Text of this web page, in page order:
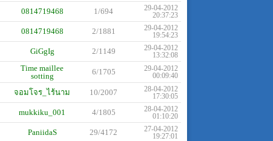
0814719468 1/694
29-04-2012
20:37:23
0814719468 2/1881
29-04-2012
19:54:23
GiGgIg 2/1149
29-04-2012
13:32:08
Time maillee
sotting
6/1705
29-04-2012
00:09:40
จอมโจร_ไร้นาม 10/2007
28-04-2012
17:30:05
mukkiku_001 4/1805
28-04-2012
01:10:20
PaniidaS 29/4172
27-04-2012
19:27:01